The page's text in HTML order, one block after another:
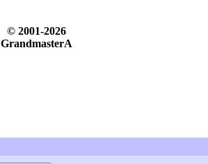
© 2001-2026
GrandmasterA